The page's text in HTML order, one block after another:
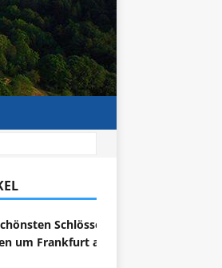
Schlösser
um Frankfurt am